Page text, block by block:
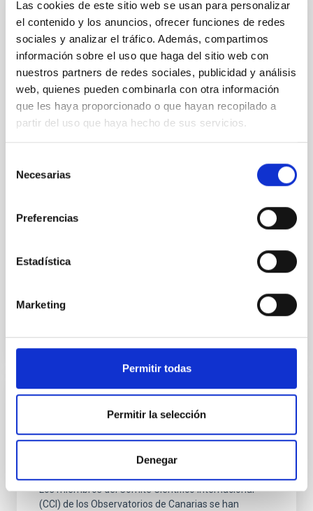
Las cookies de este sitio web se usan para personalizar
el contenido y los anuncios, ofrecer funciones de redes
sociales y analizar el tráfico. Además, compartimos
información sobre el uso que haga del sitio web con
nuestros partners de redes sociales, publicidad y análisis
web, quienes pueden combinarla con otra información
que les haya proporcionado o que hayan recopilado a
partir del uso que haya hecho de sus servicios.
Necesarias
Preferencias
Estadística
Marketing
Permitir todas
Permitir la selección
Denegar
NOTA DE PRENSA
Observaciones del Grantecan confirman
que el asteroide de la misión Hayabusa2
es más pequeño y rápido de lo esperado
El equipo científico ha utilizado telescopios de todo el
mundo, incluido el Gran Telescopio Canarias (GTC o
pequeño y gira mucho más rápido de lo que se
misión ampliada Hayabusa2 de Japón. Las nuevas
observaciones ofrecen información clave para las
descubierto que la realidad del objeto es
completamente diferente de lo que se había descrito
Observatorios de Canarias celebra en La
Palma su reunión anual
Los miembros del Comité Científico Internacional
(CCI) de los Observatorios de Canarias se han